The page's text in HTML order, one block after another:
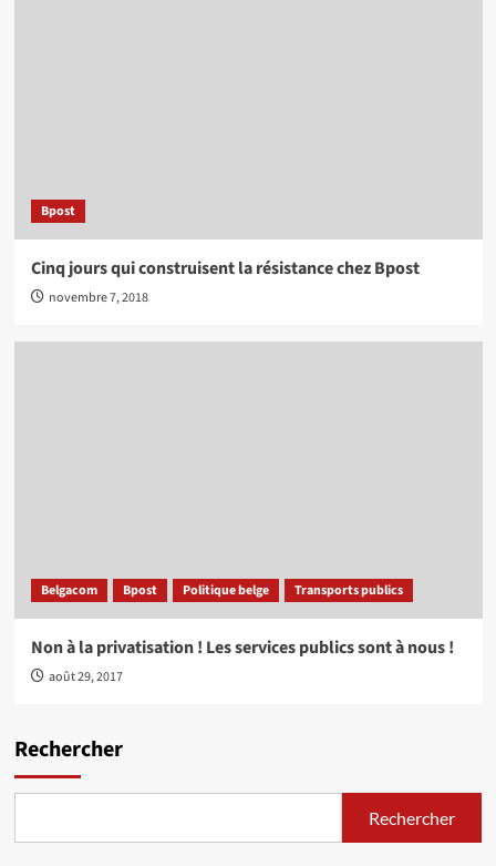
Bpost
Cinq jours qui construisent la résistance chez Bpost
novembre 7, 2018
Belgacom Bpost Politique belge Transports publics
Non à la privatisation ! Les services publics sont à nous !
août 29, 2017
Rechercher
Rechercher